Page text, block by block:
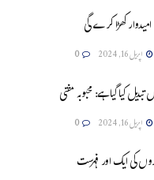
کھڑا کرے گی
اپریل 16, 2024 0
کیا گیا ہے: محبوبہ مفتی
اپریل 16, 2024 0